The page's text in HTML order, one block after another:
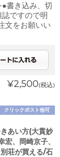
書き込み、切
ですので明
文をお願いい
¥2,500(税込)
クリックポスト他可
あい方(大貫妙
、岡崎京子、
荘が買える/石